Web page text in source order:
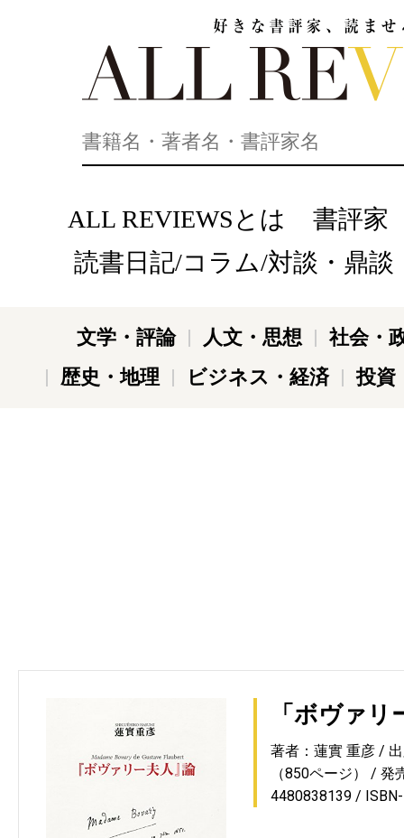
ALL REVIEWSとは
書評家
読書日記/コラム/対談・鼎談
文学・評論 人文・思想
社会・
歴史・地理
ビジネス・経済 投資
「ボヴァリ
著者：蓮實 重彦
（850ページ）
発
4480838139